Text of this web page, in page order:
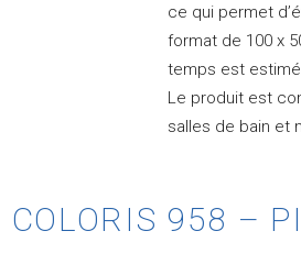
ce qui permet
format de 100 x
temps est
Le produit est
salles de bain et
958 –